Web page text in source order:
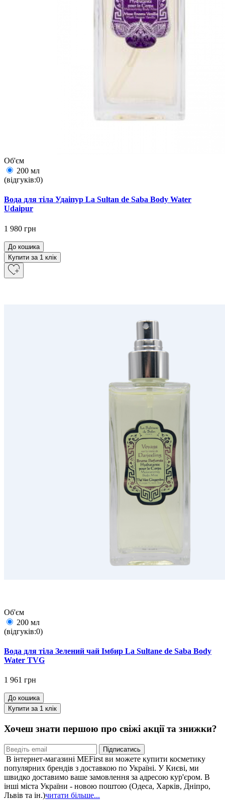
Об'єм
200 мл
(відгуків:0)
Вода для тіла Удаіпур La Sultan de Saba Body Water
Udaipur
1 980 грн
До кошика
Купити за 1 клiк
Об'єм
200 мл
(відгуків:0)
Вода для тіла Зелений чай Імбир La Sultane de Saba Body
Water TVG
1 961 грн
До кошика
Купити за 1 клiк
Хочеш знати першою про свіжі акції та знижки?
Підписатись
В інтернет-магазині MEFirst ви можете купити косметику
популярних брендів з доставкою по Україні. У Києві, ми
швидко доставимо ваше замовлення за адресою кур'єром. В
інші міста України - новою поштою (Одеса, Харків, Дніпро,
Львів та ін.)читати більше...